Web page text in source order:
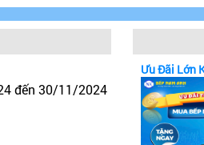
đến 30/11/2024
Ưu Đãi Lớn